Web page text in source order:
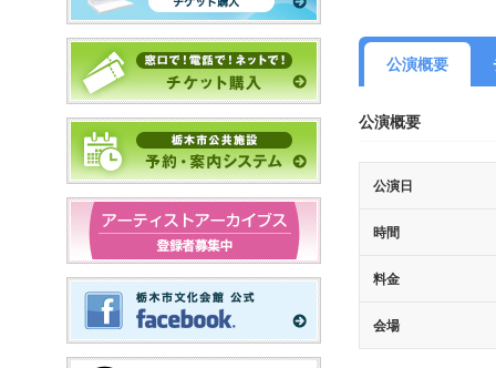
公演概要
公演概要
公演日
時間
料金
会場